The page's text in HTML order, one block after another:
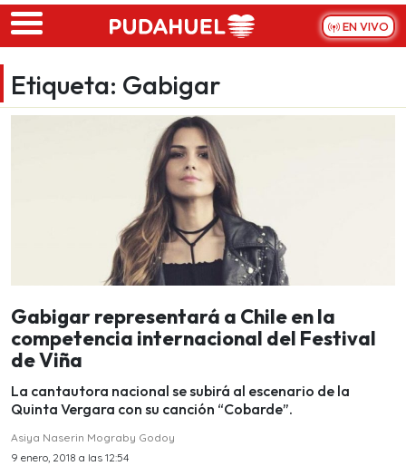
Skip to main content
EN VIVO
Etiqueta: Gabigar
Gabigar representará a Chile en la
competencia internacional del Festival
de Viña
La cantautora nacional se subirá al escenario de la
Quinta Vergara con su canción “Cobarde”.
Asiya Naserin Mograby Godoy
9 enero, 2018 a las 12:54